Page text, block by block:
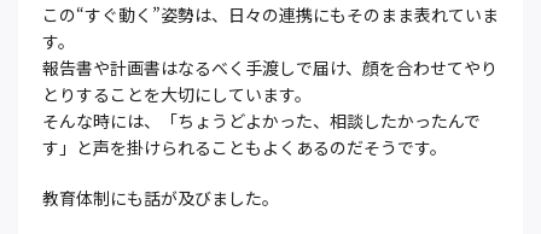
この“すぐ動く”姿勢は、日々の連携にもそのまま表れていま
す。
報告書や計画書はなるべく手渡しで届け、顔を合わせてやり
とりすることを大切にしています。
そんな時には、「ちょうどよかった、相談したかったんで
す」と声を掛けられることもよくあるのだそうです。
教育体制にも話が及びました。